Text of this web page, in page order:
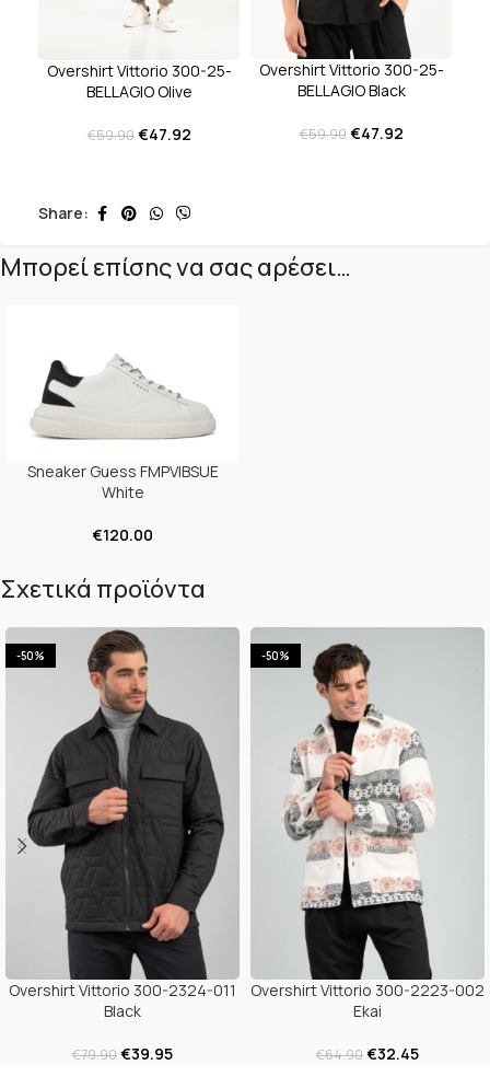
Overshirt Vittorio 300-25-
BELLAGIO Olive
€59.90 €47.92
Overshirt Vittorio 300-25-
BELLAGIO Black
€59.90 €47.92
Share:
Μπορεί επίσης να σας αρέσει…
Sneaker Guess FMPVIBSUE
White
€120.00
Σχετικά προϊόντα
-50%
Overshirt Vittorio 300-2324-011
Black
€79.90€39.95
-50%
Overshirt Vittorio 300-2223-002
Ekai
€64.90€32.45